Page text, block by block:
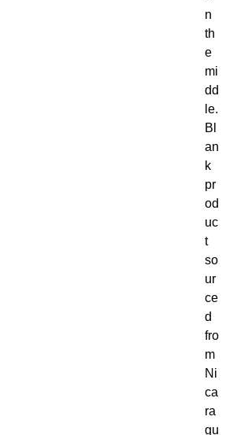
n
th
e
mi
dd
le.
Bl
an
k
pr
od
uc
t
so
ur
ce
d
fro
m
Ni
ca
ra
gu